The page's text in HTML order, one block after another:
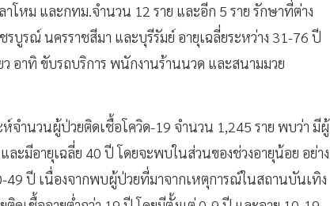
โหม และกทม.จำนวน 12 ราย และอีก 5 ราย รักษาที่ต่าง
บูรณ์ นครราชสีมา และบุรีรัมย์ อายุเฉลี่ยระหว่าง 31-76 ปี
อาทิ ขับรถบริการ พนักงานร้านนวด และสนามมวย
จำนวนผู้ป่วยติดเชื้อโควิด-19 จำนวน 1,245 ราย พบว่า มีผู้
ะมีอายุเฉลี่ย 40 ปี โดยจะพบในส่วนของช่วงอายุน้อย อย่าง
49 ปี เนื่องจากพบผู้ป่วยที่มาจากเหตุการณ์ในสถานบันเทิง